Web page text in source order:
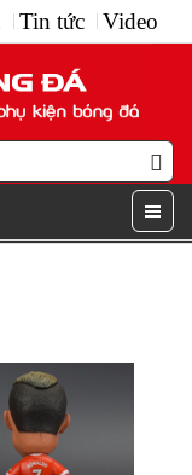
Tin tức Video